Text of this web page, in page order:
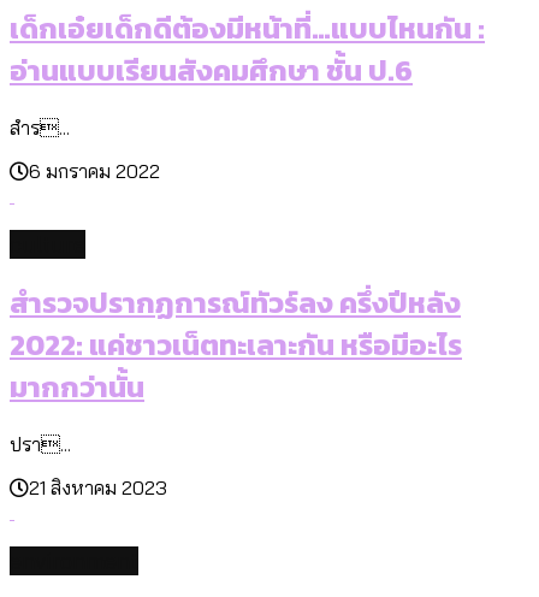
เด็กเอ๋ยเด็กดีต้องมีหน้าที่…แบบไหนกัน :
อ่านแบบเรียนสังคมศึกษา ชั้น ป.6
สำร...
6 มกราคม 2022
สำรวจปรากฏการณ์ทัวร์ลง ครึ่งปีหลัง
2022: แค่ชาวเน็ตทะเลาะกัน หรือมีอะไร
มากกว่านั้น
ปรา...
21 สิงหาคม 2023